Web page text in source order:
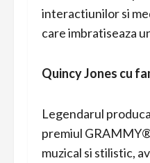
interactiunilor si
care imbratiseaza
Quincy Jones cu
Legendarul
premiul
muzical si stilistic,